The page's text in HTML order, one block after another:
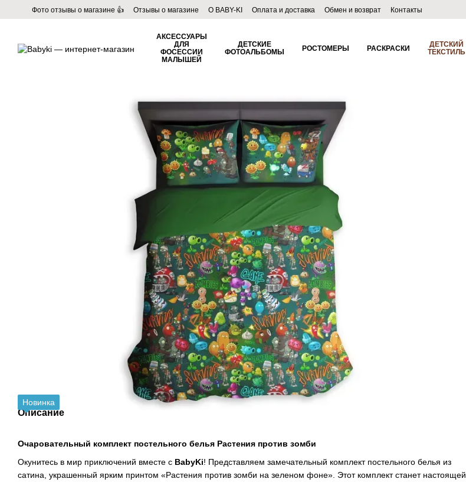
Перейти к основному контенту
Фото отзывы о магазине 👍 Отзывы о магазине О BABY-KI Оплата и доставка Обмен и возврат
Контакты
Пользовательское соглашение
Договор публичной оферты Блог
АКСЕССУАРЫ
ДЛЯ
ФОСЕССИИ
МАЛЫШЕЙ
ДЕТСКИЕ
ФОТОАЛЬБОМЫ
РОСТОМЕРЫ РАСКРАСКИ
ДЕТСКИЙ
ТЕКСТИЛЬ
Новинка
Описание
Очаровательный комплект постельного белья Растения против зомби
Окунитесь в мир приключений вместе с BabyKi! Представляем замечательный комплект постельного белья из
сатина, украшенный ярким принтом «Растения против зомби на зеленом фоне». Этот комплект станет настоящей